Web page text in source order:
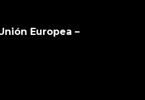
Europea –